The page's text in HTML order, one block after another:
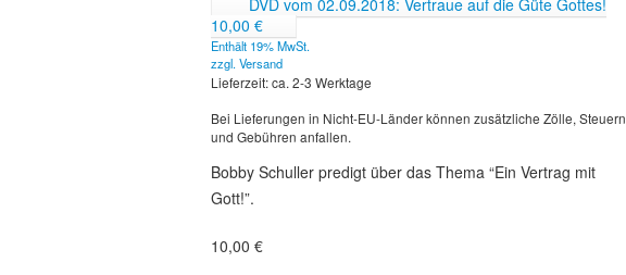
10,00 €
Enthält 19% MwSt.
zzgl. Versand
Lieferzeit: ca. 2-3 Werktage
Bei Lieferungen in Nicht-EU-Länder können zusätzliche Zölle, Steuern
und Gebühren anfallen.
Bobby Schuller predigt über das Thema “Ein Vertrag mit
Gott!”.
10,00 €